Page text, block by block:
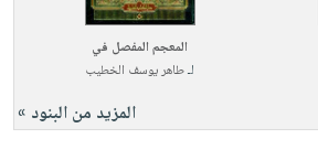
المعجم المفصل في
لـطاهر يوسف الخطيب
المزيد من البنود »